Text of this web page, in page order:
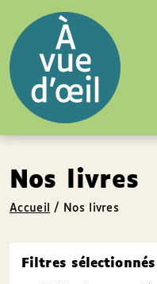
Fermer
Rechercher
un
livre,
un
auteur,
un
EAN
Nos livres
Accueil / Nos livres
Filtres sélectionnés